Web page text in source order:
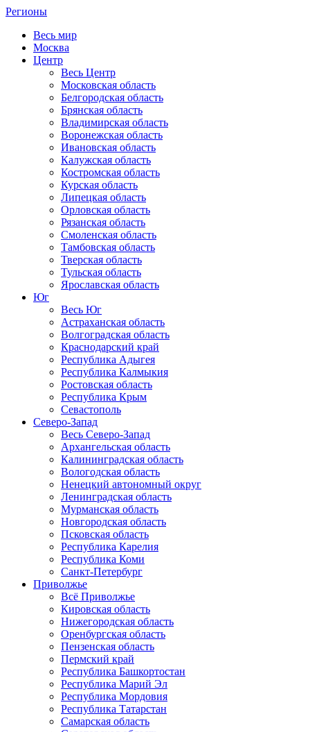
Регионы
Весь мир
Москва
Центр
Весь Центр
Московская область
Белгородская область
Брянская область
Владимирская область
Воронежская область
Ивановская область
Калужская область
Костромская область
Курская область
Липецкая область
Орловская область
Рязанская область
Смоленская область
Тамбовская область
Тверская область
Тульская область
Ярославская область
Юг
Весь Юг
Астраханская область
Волгоградская область
Краснодарский край
Республика Адыгея
Республика Калмыкия
Ростовская область
Республика Крым
Севастополь
Северо-Запад
Весь Северо-Запад
Архангельская область
Калининградская область
Вологодская область
Ненецкий автономный округ
Ленинградская область
Мурманская область
Новгородская область
Псковская область
Республика Карелия
Республика Коми
Санкт-Петербург
Приволжье
Всё Приволжье
Кировская область
Нижегородская область
Оренбургская область
Пензенская область
Пермский край
Республика Башкортостан
Республика Марий Эл
Республика Мордовия
Республика Татарстан
Самарская область